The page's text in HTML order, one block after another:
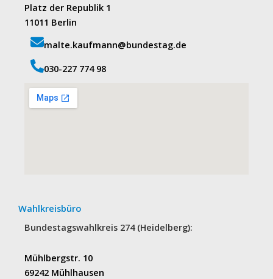
Platz der Republik 1
11011 Berlin
malte.kaufmann@bundestag.de
‭030-227 774 98‬
Wahlkreisbüro
Bundestagswahlkreis 274 (Heidelberg):
Mühlbergstr. 10
69242 Mühlhausen